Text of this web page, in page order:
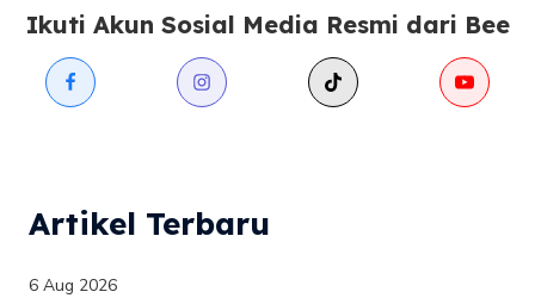
Ikuti Akun Sosial Media Resmi dari Bee
Artikel Terbaru
6 Aug 2026